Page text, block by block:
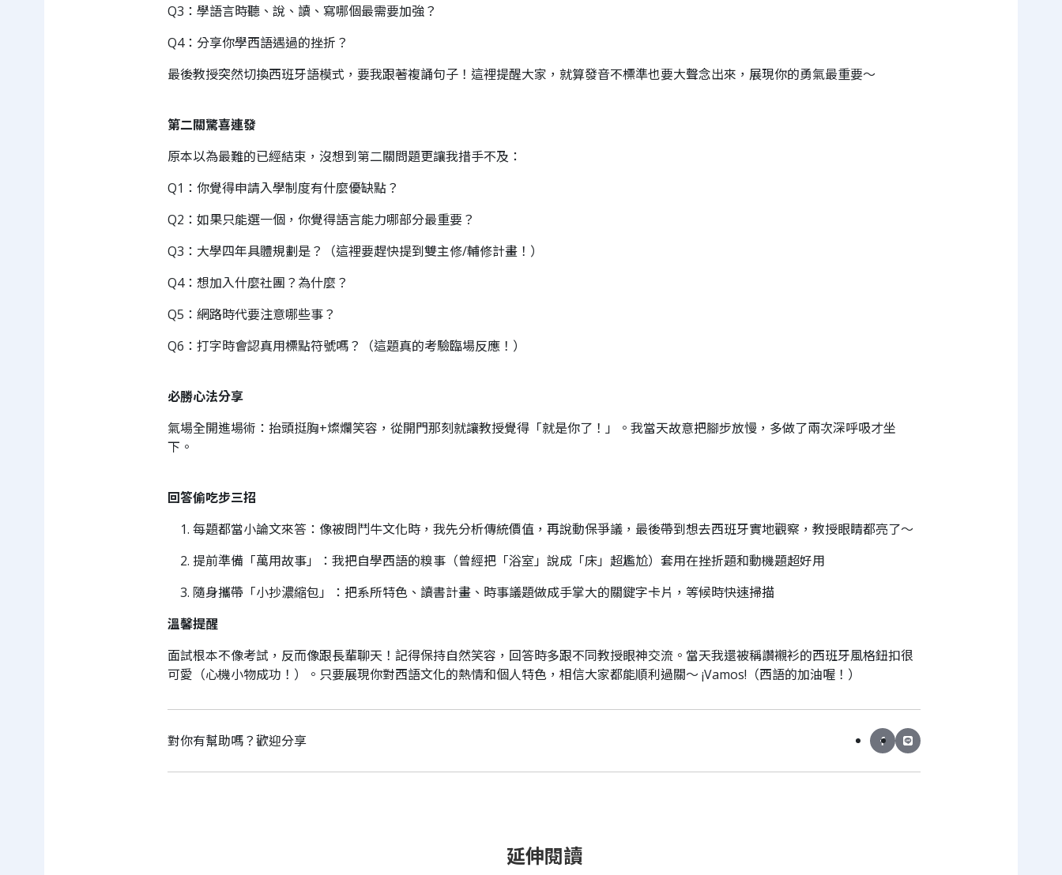
Q3：學語言時聽、說、讀、寫哪個最需要加強？
Q4：分享你學西語遇過的挫折？
最後教授突然切換西班牙語模式，要我跟著複誦句子！這裡提醒大家，就算發音不標準也要大聲念出來，展現你的勇氣最重要～
第二關驚喜連發
原本以為最難的已經結束，沒想到第二關問題更讓我措手不及：
Q1：你覺得申請入學制度有什麼優缺點？
Q2：如果只能選一個，你覺得語言能力哪部分最重要？
Q3：大學四年具體規劃是？（這裡要趕快提到雙主修/輔修計畫！）
Q4：想加入什麼社團？為什麼？
Q5：網路時代要注意哪些事？
Q6：打字時會認真用標點符號嗎？（這題真的考驗臨場反應！）
必勝心法分享
氣場全開進場術：抬頭挺胸+燦爛笑容，從開門那刻就讓教授覺得「就是你了！」。我當天故意把腳步放慢，多做了兩次深呼吸才坐
下。
回答偷吃步三招
每題都當小論文來答：像被問鬥牛文化時，我先分析傳統價值，再說動保爭議，最後帶到想去西班牙實地觀察，教授眼睛都亮了～
提前準備「萬用故事」：我把自學西語的糗事（曾經把「浴室」說成「床」超尷尬）套用在挫折題和動機題超好用
隨身攜帶「小抄濃縮包」：把系所特色、讀書計畫、時事議題做成手掌大的關鍵字卡片，等候時快速掃描
溫馨提醒
面試根本不像考試，反而像跟長輩聊天！記得保持自然笑容，回答時多跟不同教授眼神交流。當天我還被稱讚襯衫的西班牙風格鈕扣很
可愛（心機小物成功！）。只要展現你對西語文化的熱情和個人特色，相信大家都能順利過關～ ¡Vamos!（西語的加油喔！）
對你有幫助嗎？歡迎分享
延伸閱讀